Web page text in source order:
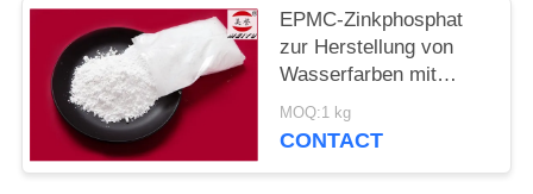
PRIVACY
POLICY
EPMC-Zinkphosphat
zur Herstellung von
Wasserfarben mit
niedrigem
Schwermetallgehalt an
MOQ:1 kg
CONTACT